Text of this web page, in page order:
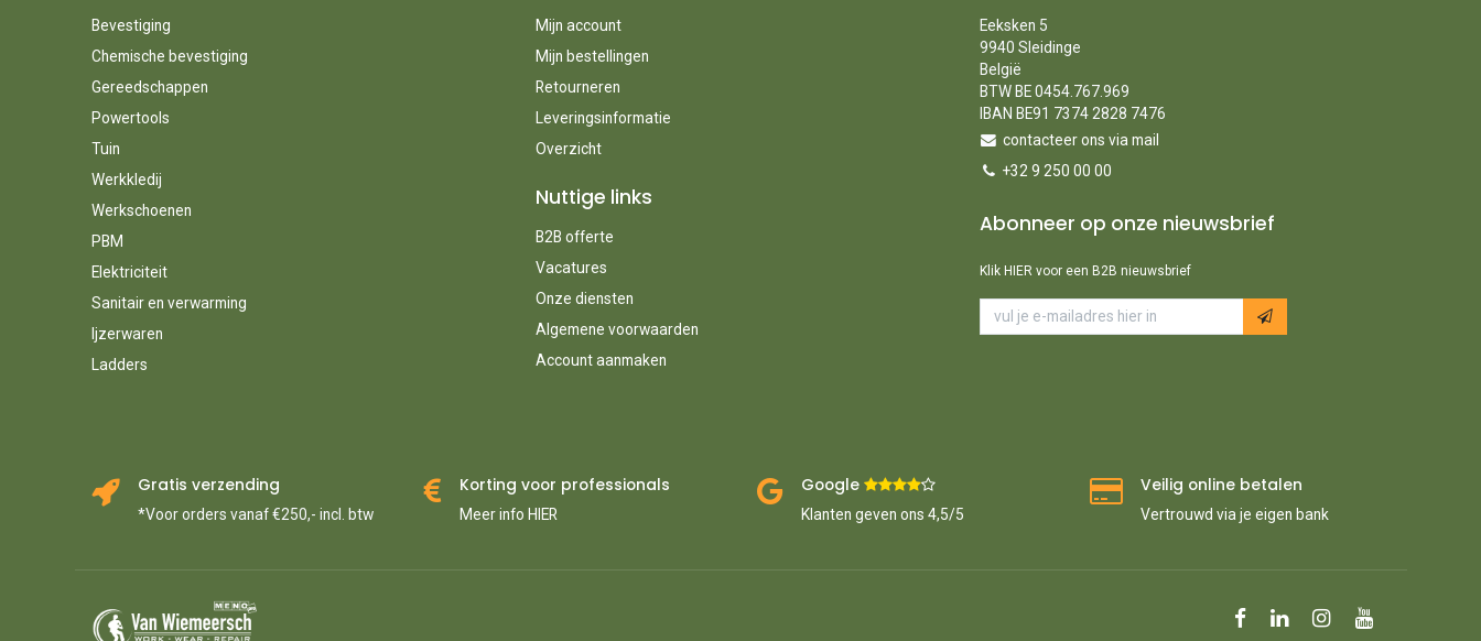
Bevestiging
Chemische bevestiging
Gereedschappen
Powertools
Tuin
Werkkledij
Werkschoenen
PBM
Elektriciteit
Sanitair en verwarming
Ijzerwaren
Ladders
Mijn account
Mijn bestellingen
Retourneren
Leveringsinformatie
Overzicht
Nuttige links
B2B offerte
Vacatures
Onze diensten
Algemene voorwaarden
Account aanmaken
Eeksken 5
9940 Sleidinge
België
BTW BE 0454.767.969
IBAN BE91 7374 2828 7476
contacteer ons via mail
+32 9 250 00 00
Abonneer op onze nieuwsbrief
Klik HIER voor een B2B nieuwsbrief
Gratis verzending
*Voor orders vanaf €250,- incl. btw
Korting voor professionals
Meer info HIER
Google ​
Klanten geven ons 4,5/5
Veilig online betalen
Vertrouwd via je eigen bank